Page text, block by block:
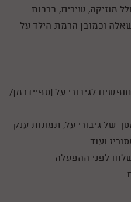
מוזיקה, שירים, ברכות
וכמובן הרמת הילד על
לגיבורי על (ספיידרמן/
של גיבורי על, תמונות ענק
ועוד
לפני ההפעלה